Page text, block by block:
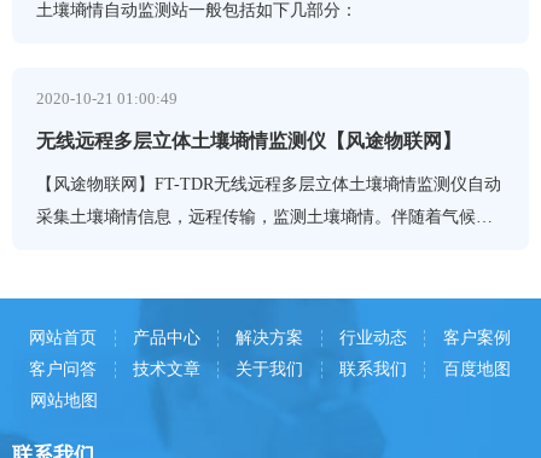
土壤墒情自动监测站一般包括如下几部分：
2020-10-21 01:00:49
无线远程多层立体土壤墒情监测仪【风途物联网】
【风途物联网】FT-TDR无线远程多层立体土壤墒情监测仪自动
采集土壤墒情信息，远程传输，监测土壤墒情。伴随着气候变
网站首页 产品中心 解决方案 行业动态
客户案例
客户问答
技术文章 关于我们 联系我们
百度地图
网站地图